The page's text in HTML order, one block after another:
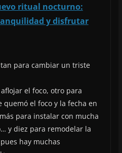
ritual nocturno:
y disfrutar
para cambiar un triste
el foco, otro para
el foco y la fecha en
para instalar con mucha
y diez para remodelar la
hay muchas